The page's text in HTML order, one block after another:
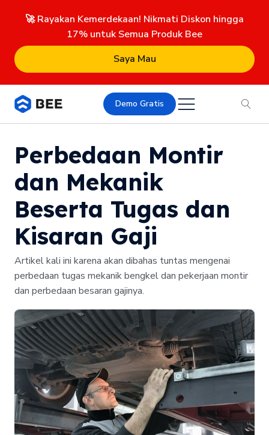
🚀 Rayakan Kemerdekaan! Nikmati Diskon hingga
17% untuk Semua Produk Bee
Saya Mau
Demo Gratis
Perbedaan Montir
dan Mekanik
Beserta Tugas dan
Kisaran Gaji
Artikel kali ini karena akan dibahas tuntas mengenai
perbedaan tugas mekanik bengkel dan pekerjaan montir
dan perbedaan besaran gajinya.